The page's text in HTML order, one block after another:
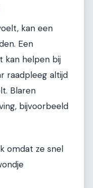
kan een
Een
kan helpen bij
raadpleeg altijd
Blaren
bijvoorbeeld
omdat ze snel